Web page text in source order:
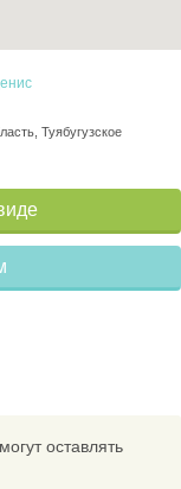
Туябугузское
оставлять